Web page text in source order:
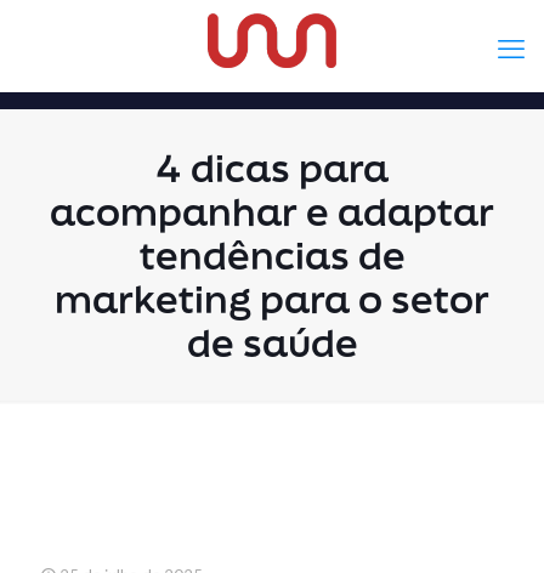
4 dicas para
acompanhar e adaptar
tendências de
marketing para o setor
de saúde